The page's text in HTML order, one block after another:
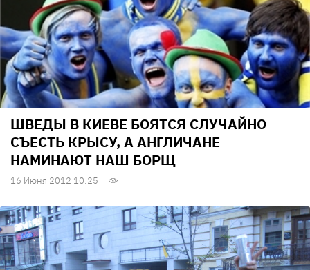
ШВЕДЫ В КИЕВЕ БОЯТСЯ СЛУЧАЙНО
СЪЕСТЬ КРЫСУ, А АНГЛИЧАНЕ
НАМИНАЮТ НАШ БОРЩ
16 Июня 2012 10:25